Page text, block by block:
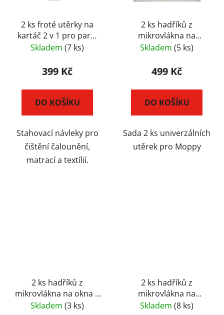
2 ks froté utěrky na
kartáč 2 v 1 pro parní
vysavače Polti UNICO
Skladem (7 ks)
399 Kč
DO KOŠÍKU
Stahovací návleky pro
čištění čalounění,
matrací a textílií.
2 ks hadříků z
mikrovlákna na
dřevěné a laminátové
Vaporetto MOPPY
Skladem (5 ks)
499 Kč
DO KOŠÍKU
Sada 2 ks univerzálních
utěrek pro Moppy
2 ks hadříků z
mikrovlákna na okna a
sklo pro parní mop
Skladem (3 ks)
2 ks hadříků z
mikrovlákna na
trojhranný kartáč pro
Skladem (8 ks)